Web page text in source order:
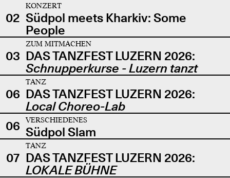
02
KONZERT
Südpol meets Kharkiv: Some
People
03
ZUM MITMACHEN
DAS TANZFEST LUZERN 2026:
Schnupperkurse - Luzern tanzt
06
TANZ
DAS TANZFEST LUZERN 2026:
Local Choreo-Lab
06
VERSCHIEDENES
Südpol Slam
07
TANZ
DAS TANZFEST LUZERN 2026:
LOKALE BÜHNE